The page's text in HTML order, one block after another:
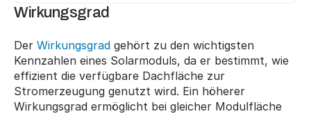
Wirkungsgrad
Der Wirkungsgrad gehört zu den wichtigsten
Kennzahlen eines Solarmoduls, da er bestimmt, wie
effizient die verfügbare Dachfläche zur
Stromerzeugung genutzt wird. Ein höherer
Wirkungsgrad ermöglicht bei gleicher Modulfläche